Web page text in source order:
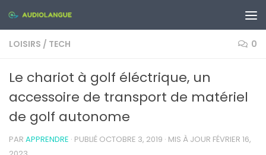
Skip to content
LOISIRS / TECH 0
Le chariot à golf éléctrique, un
accessoire de transport de matériel
de golf autonome
PAR APPRENDRE · PUBLIÉ OCTOBRE 3, 2019 · MIS À JOUR FÉVRIER 16,